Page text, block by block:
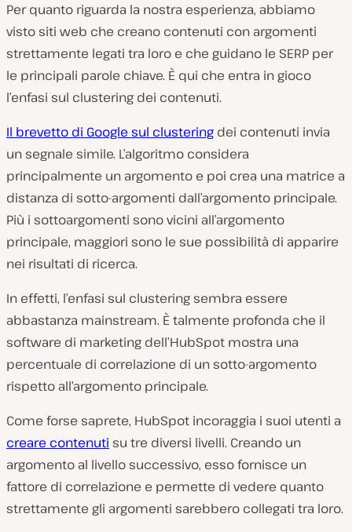
Per quanto riguarda la nostra esperienza, abbiamo
visto siti web che creano contenuti con argomenti
strettamente legati tra loro e che guidano le SERP per
le principali parole chiave. È qui che entra in gioco
l’enfasi sul clustering dei contenuti.
Il brevetto di Google sul clustering dei contenuti invia
un segnale simile. L’algoritmo considera
principalmente un argomento e poi crea una matrice a
distanza di sotto-argomenti dall’argomento principale.
Più i sottoargomenti sono vicini all’argomento
principale, maggiori sono le sue possibilità di apparire
nei risultati di ricerca.
In effetti, l’enfasi sul clustering sembra essere
abbastanza mainstream. È talmente profonda che il
software di marketing dell’HubSpot mostra una
percentuale di correlazione di un sotto-argomento
rispetto all’argomento principale.
Come forse saprete, HubSpot incoraggia i suoi utenti a
creare contenuti su tre diversi livelli. Creando un
argomento al livello successivo, esso fornisce un
fattore di correlazione e permette di vedere quanto
strettamente gli argomenti sarebbero collegati tra loro.